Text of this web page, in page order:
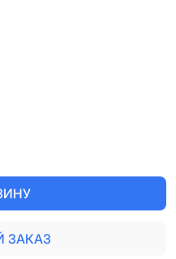
ЗАКАЗ